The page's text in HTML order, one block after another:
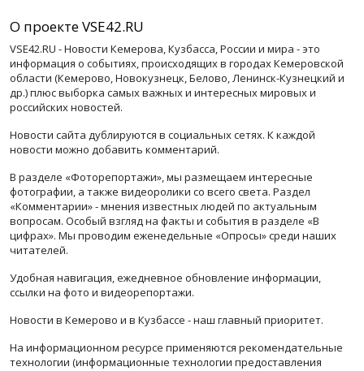
О проекте VSE42.RU
VSE42.RU - Новости Кемерова, Кузбасса, России и мира - это
информация о событиях, происходящих в городах Кемеровской
области (Кемерово, Новокузнецк, Белово, Ленинск-Кузнецкий и
др.) плюс выборка самых важных и интересных мировых и
российских новостей.
Новости сайта дублируются в социальных сетях. К каждой
новости можно добавить комментарий.
В разделе «Фоторепортажи», мы размещаем интересные
фотографии, а также видеоролики со всего света. Раздел
«Комментарии» - мнения известных людей по актуальным
вопросам. Особый взгляд на факты и события в разделе «В
цифрах». Мы проводим еженедельные «Опросы» среди наших
читателей.
Удобная навигация, ежедневное обновление информации,
ссылки на фото и видеорепортажи.
Новости в Кемерово и в Кузбассе - наш главный приоритет.
На информационном ресурсе применяются рекомендательные
технологии (информационные технологии предоставления